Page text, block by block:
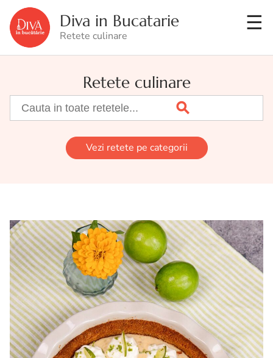
Diva in Bucatarie
Retete culinare
Retete culinare
Vezi retete pe categorii